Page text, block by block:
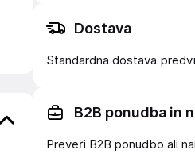
Dostava
Standardna dostava
B2B ponudba in
Preveri B2B ponudbo ali